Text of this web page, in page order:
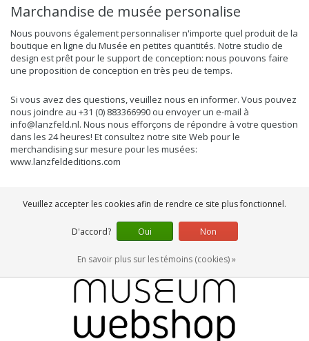
Marchandise de musée personalise
Nous pouvons également personnaliser n'importe quel produit de la
boutique en ligne du Musée en petites quantités. Notre studio de
design est prêt pour le support de conception: nous pouvons faire
une proposition de conception en très peu de temps.
Si vous avez des questions, veuillez nous en informer. Vous pouvez
nous joindre au +31 (0) 883366990 ou envoyer un e-mail à
info@lanzfeld.nl. Nous nous efforçons de répondre à votre question
dans les 24 heures! Et consultez notre site Web pour le
merchandising sur mesure pour les musées:
www.lanzfeldeditions.com
Veuillez accepter les cookies afin de rendre ce site plus fonctionnel.
D'accord? Oui Non
En savoir plus sur les témoins (cookies) »